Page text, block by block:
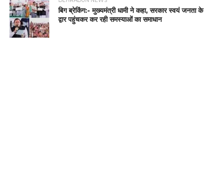
बिग ब्रेकिंग:- मुख्यमंत्री धामी ने कहा, सरकार स्वयं जनता के
द्वार पहुंचकर कर रही समस्याओं का समाधान